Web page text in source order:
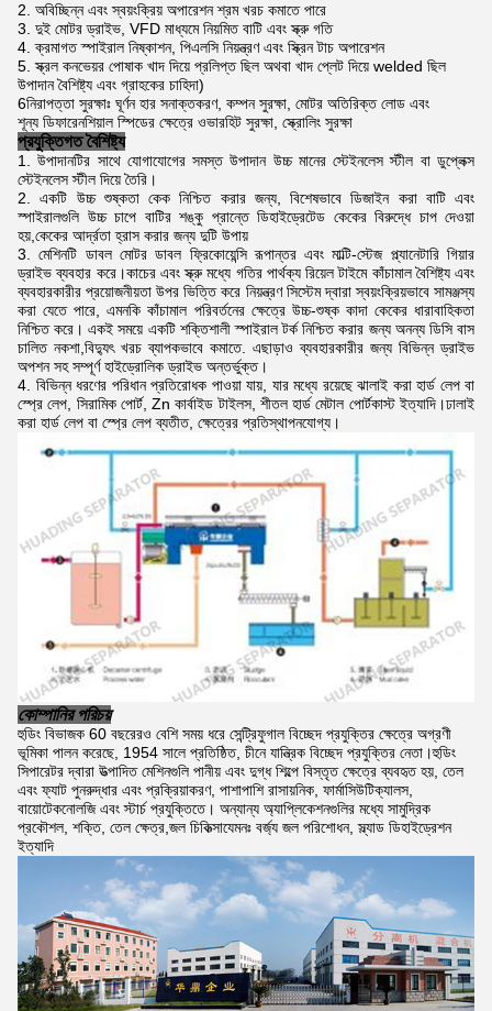
2. অবিচ্ছিন্ন এবং স্বয়ংক্রিয় অপারেশন শ্রম খরচ কমাতে পারে
3. দুই মোটর ড্রাইভ, VFD মাধ্যমে নিয়মিত বাটি এবং স্ক্রু গতি
4. ক্রমাগত স্পাইরাল নিষ্কাশন, পিএলসি নিয়ন্ত্রণ এবং স্ক্রিন টাচ অপারেশন
5. স্ক্রল কনভেয়র পোষাক খাদ দিয়ে প্রলিপ্ত ছিল অথবা খাদ প্লেট দিয়ে welded ছিল
উপাদান বৈশিষ্ট্য এবং গ্রাহকের চাহিদা)
6নিরাপত্তা সুরক্ষাঃ ঘূর্ণন হার সনাক্তকরণ, কম্পন সুরক্ষা, মোটর অতিরিক্ত লোড এবং
শূন্য ডিফারেনশিয়াল স্পিডের ক্ষেত্রে ওভারহিট সুরক্ষা, স্ক্রোলিং সুরক্ষা
প্রযুক্তিগত বৈশিষ্ট্য
উপাদানটির সাথে যোগাযোগের সমস্ত উপাদান উচ্চ মানের স্টেইনলেস স্টীল বা ডুপ্লেক্স
স্টেইনলেস স্টীল দিয়ে তৈরি।
একটি উচ্চ শুষ্কতা কেক নিশ্চিত করার জন্য, বিশেষভাবে ডিজাইন করা বাটি এবং
স্পাইরালগুলি উচ্চ চাপে বাটির শঙ্কু প্রান্তে ডিহাইড্রেটেড কেকের বিরুদ্ধে চাপ দেওয়া
হয়,কেকের আর্দ্রতা হ্রাস করার জন্য দুটি উপায়
মেশিনটি ডাবল মোটর ডাবল ফ্রিকোয়েন্সি রূপান্তর এবং মাল্টি-স্টেজ প্ল্যানেটারি গিয়ার
ড্রাইভ ব্যবহার করে।কাচের এবং স্ক্রু মধ্যে গতির পার্থক্য রিয়েল টাইমে কাঁচামাল বৈশিষ্ট্য এবং
ব্যবহারকারীর প্রয়োজনীয়তা উপর ভিত্তি করে নিয়ন্ত্রণ সিস্টেম দ্বারা স্বয়ংক্রিয়ভাবে সামঞ্জস্য
করা যেতে পারে, এমনকি কাঁচামাল পরিবর্তনের ক্ষেত্রে উচ্চ-শুষ্ক কাদা কেকের ধারাবাহিকতা
নিশ্চিত করে। একই সময়ে একটি শক্তিশালী স্পাইরাল টর্ক নিশ্চিত করার জন্য অনন্য ডিসি বাস
চালিত নকশা,বিদ্যুৎ খরচ ব্যাপকভাবে কমাতে. এছাড়াও ব্যবহারকারীর জন্য বিভিন্ন ড্রাইভ
অপশন সহ সম্পূর্ণ হাইড্রোলিক ড্রাইভ অন্তর্ভুক্ত।
বিভিন্ন ধরণের পরিধান প্রতিরোধক পাওয়া যায়, যার মধ্যে রয়েছে ঝালাই করা হার্ড লেপ বা
স্প্রে লেপ, সিরামিক পোর্ট, Zn কার্বাইড টাইলস, শীতল হার্ড মেটাল পোর্টকাস্ট ইত্যাদি।ঢালাই
করা হার্ড লেপ বা স্প্রে লেপ ব্যতীত, ক্ষেত্রের প্রতিস্থাপনযোগ্য।
কোম্পানির পরিচয়
হুডিং বিভাজক 60 বছরেরও বেশি সময় ধরে সেন্ট্রিফুগাল বিচ্ছেদ প্রযুক্তির ক্ষেত্রে অগ্রণী
ভূমিকা পালন করেছে, 1954 সালে প্রতিষ্ঠিত, চীনে যান্ত্রিক বিচ্ছেদ প্রযুক্তির নেতা।হুডিং
সিপারেটর দ্বারা উত্পাদিত মেশিনগুলি পানীয় এবং দুগ্ধ শিল্পে বিস্তৃত ক্ষেত্রে ব্যবহৃত হয়, তেল
এবং ফ্যাট পুনরুদ্ধার এবং প্রক্রিয়াকরণ, পাশাপাশি রাসায়নিক, ফার্মাসিউটিক্যালস,
বায়োটেকনোলজি এবং স্টার্চ প্রযুক্তিতে। অন্যান্য অ্যাপ্লিকেশনগুলির মধ্যে সামুদ্রিক
প্রকৌশল, শক্তি, তেল ক্ষেত্র,জল চিকিত্সাযেমনঃ বর্জ্য জল পরিশোধন, স্ল্যাড ডিহাইড্রেশন
ইত্যাদি